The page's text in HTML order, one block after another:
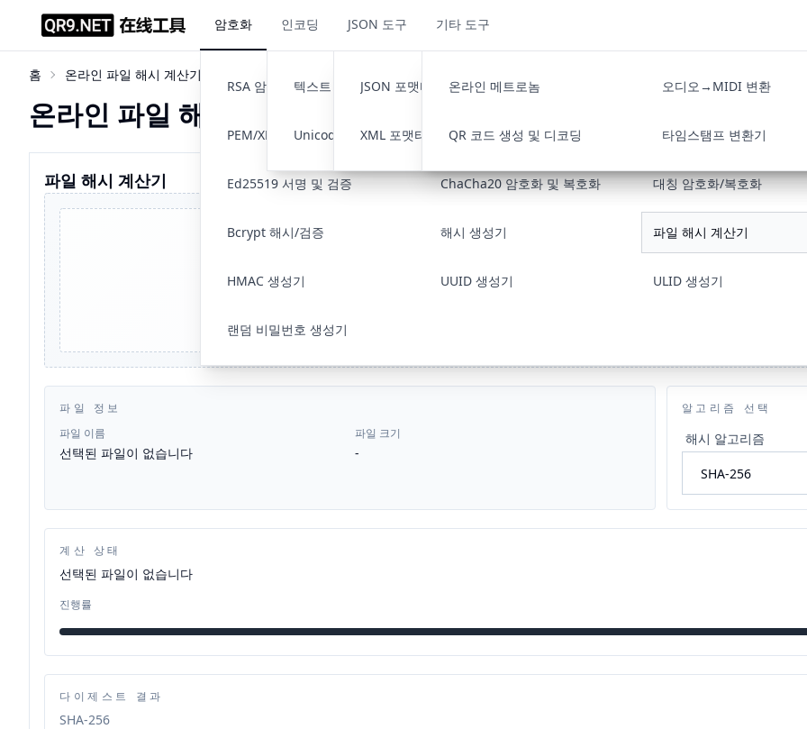
암호화
RSA 암호화 및 복호화 RSA 서명 및 검증 RSA 키 쌍 생성기
PEM/XML 키 변환기 RSA 개인 키 비밀번호 Ed25519 키 쌍 생성기
Ed25519 서명 및 검증 ChaCha20 암호화 및 복호화 대칭 암호화/복호화
Bcrypt 해시/검증 해시 생성기 파일 해시 계산기
HMAC 생성기 UUID 생성기 ULID 생성기
랜덤 비밀번호 생성기
인코딩
텍스트 인코딩 변환기 URL 인코딩/디코딩 Base64 인코
Unicode 인코딩/디코딩
JSON 도구
JSON 포맷터 JSON/XML 변환기
XML 포맷터
기타 도구
온라인 메트로놈 오디오→MIDI 변환
QR 코드 생성 및 디코딩 타임스탬프 변환기
홈 온라인 파일 해시 계산기 (MD5, SHA-256 등 지원)
온라인 파일 해시 계산기 (MD5, SHA-256 등 지원)
파일 해시 계산기
파일 정보
파일 이름
선택된 파일이 없습니다
파일 크기
-
알고리즘 선택
해시 알고리즘
계산 상태
선택된 파일이 없습니다
진행률
다이제스트 결과
SHA-256